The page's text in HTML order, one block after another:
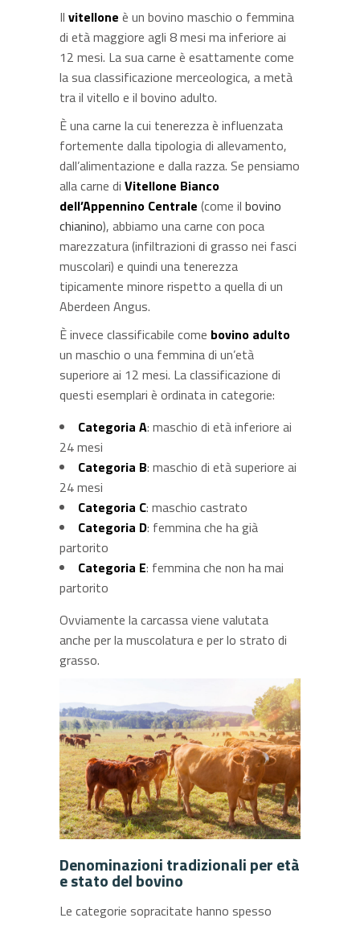
Il vitellone è un bovino maschio o femmina
di età maggiore agli 8 mesi ma inferiore ai
12 mesi. La sua carne è esattamente come
la sua classificazione merceologica, a metà
tra il vitello e il bovino adulto.
È una carne la cui tenerezza è influenzata
fortemente dalla tipologia di allevamento,
dall’alimentazione e dalla razza. Se pensiamo
alla carne di Vitellone Bianco
dell’Appennino Centrale (come il bovino
chianino), abbiamo una carne con poca
marezzatura (infiltrazioni di grasso nei fasci
muscolari) e quindi una tenerezza
tipicamente minore rispetto a quella di un
Aberdeen Angus.
È invece classificabile come bovino adulto
un maschio o una femmina di un’età
superiore ai 12 mesi. La classificazione di
questi esemplari è ordinata in categorie:
Categoria A: maschio di età inferiore ai
24 mesi
Categoria B: maschio di età superiore ai
24 mesi
Categoria C: maschio castrato
Categoria D: femmina che ha già
partorito
Categoria E: femmina che non ha mai
partorito
Ovviamente la carcassa viene valutata
anche per la muscolatura e per lo strato di
grasso.
Denominazioni tradizionali per età
e stato del bovino
Le categorie sopracitate hanno spesso